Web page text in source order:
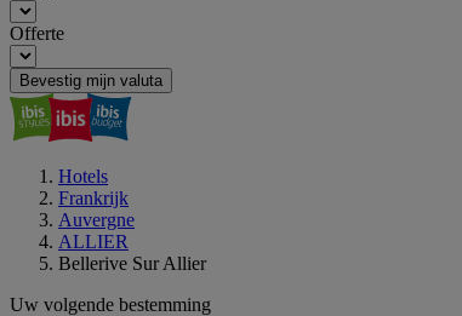
Offerte
Bevestig mijn valuta
Hotels
Frankrijk
Auvergne
ALLIER
Bellerive Sur Allier
Uw volgende bestemming